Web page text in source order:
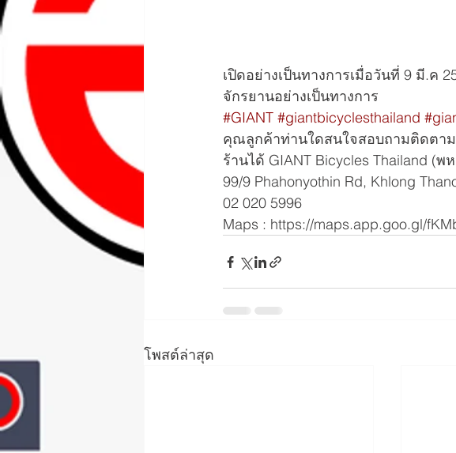
เปิดอย่างเป็นทางการเมื่อวันที่ 9 มี.ค
จักรยานอย่างเป็นทางการ
#GIANT #giantbicyclesthailand
คุณลูกค้าท่านใดสนใจสอบถามติดตาม
ร้านได้ GIANT Bicycles Thailand (พ
99/9 Phahonyothin Rd, Khlong
02 020 5996
Maps : https://maps.app.goo.gl/
โพสต์ล่าสุด